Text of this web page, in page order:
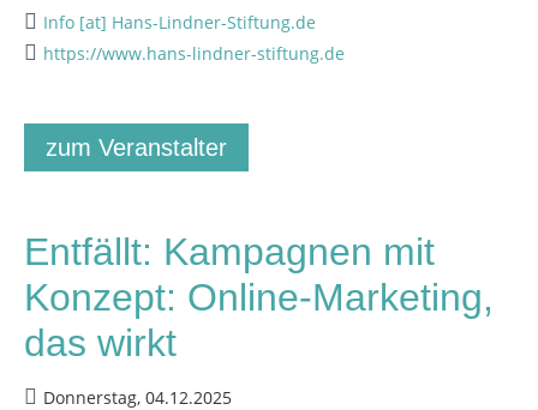
Info [at] Hans-Lindner-Stiftung.de
https://www.hans-lindner-stiftung.de
zum Veranstalter
Entfällt: Kampagnen mit
Konzept: Online-Marketing,
das wirkt
Donnerstag, 04.12.2025